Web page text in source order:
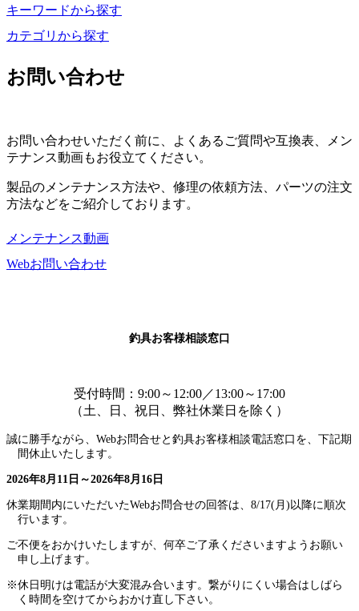
キーワードから探す
カテゴリから探す
お問い合わせ
お問い合わせいただく前に、よくあるご質問や互換表、メン
テナンス動画もお役立てください。
製品のメンテナンス方法や、修理の依頼方法、パーツの注文
方法などをご紹介しております。
メンテナンス動画
Webお問い合わせ
釣具お客様相談窓口
受付時間：9:00～12:00／13:00～17:00
（土、日、祝日、弊社休業日を除く）
誠に勝手ながら、Webお問合せと釣具お客様相談電話窓口を、下記期
間休止いたします。
2026年8月11日～2026年8月16日
休業期間内にいただいたWebお問合せの回答は、8/17(月)以降に順次
行います。
ご不便をおかけいたしますが、何卒ご了承くださいますようお願い
申し上げます。
※休日明けは電話が大変混み合います。繋がりにくい場合はしばら
く時間を空けてからおかけ直し下さい。